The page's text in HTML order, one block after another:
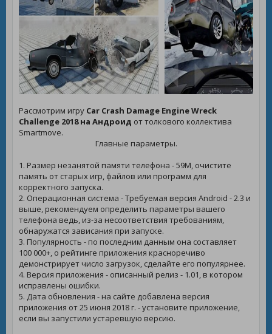
Рассмотрим игру Car Crash Damage Engine Wreck
Challenge 2018 на Андроид от толкового коллектива
Smartmove.
Главные параметры.
1. Размер незанятой памяти телефона - 59M, очистите
память от старых игр, файлов или программ для
корректного запуска.
2. Операционная система - Требуемая версия Android - 2.3 и
выше, рекомендуем определить параметры вашего
телефона ведь, из-за несоответствия требованиям,
обнаружатся зависания при запуске.
3. Популярность - по последним данным она составляет
100 000+, о рейтинге приложения красноречиво
демонстрирует число загрузок, сделайте его популярнее.
4. Версия приложения - описанный релиз - 1.01, в котором
исправлены ошибки.
5. Дата обновления - на сайте добавлена версия
приложения от 25 июня 2018 г. - установите приложение,
если вы запустили устаревшую версию.